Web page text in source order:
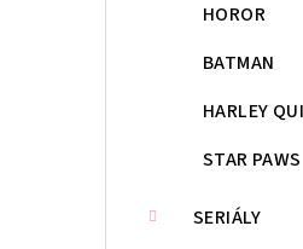
HOROR
BATMAN
HARLEY
STAR PAWS
SERIÁLY